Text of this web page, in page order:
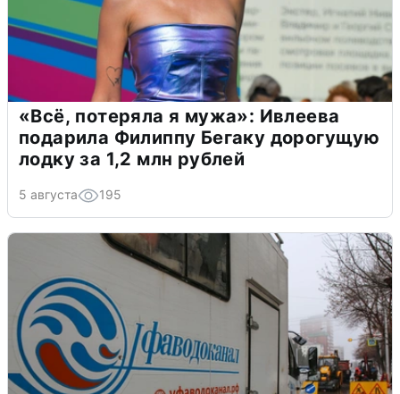
«Всё, потеряла я мужа»: Ивлеева
подарила Филиппу Бегаку дорогущую
лодку за 1,2 млн рублей
5 августа 195